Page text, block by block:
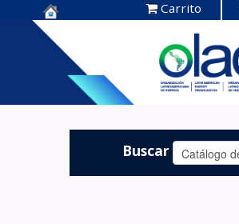
Centro de
Documentación
OLADE -
Carrito
Buscar